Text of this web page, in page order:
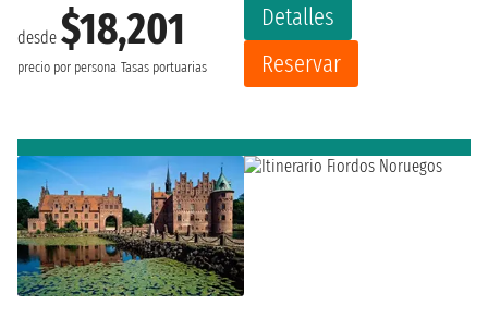
desde $18,201
precio por persona Tasas portuarias
Detalles
Reservar